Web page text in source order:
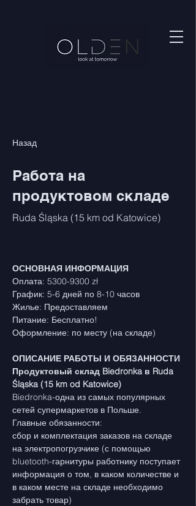
Назад
Работа на
продуктовом складе
Ruda Śląska (15 km od Katowice)
ОСНОВНАЯ ИНФОРМАЦИЯ
Оплата: 5300-9300 zł
График: 5-6 дней по 8-10 часов
Жилье: Предоставляем
Питание: Бесплатно!
Оформление: по месту (на складе)
ОПИСАНИЕ РАБОТЫ И ОБЯЗАННОСТИ
Продуктовый склад Biedronka в Ruda
Śląska (15 km od Katowice)
Biedronka-одна из самых популярных
сетей супермаркетов в Польше.
Главные обязанности:
сбор и комплектация заказов на складе
на электропогрузчике (с помощью
bluetooth-гарнитуры работнику поступает
информация о том, в каком количестве и
в каком месте на складе необходимо
забрать товар)